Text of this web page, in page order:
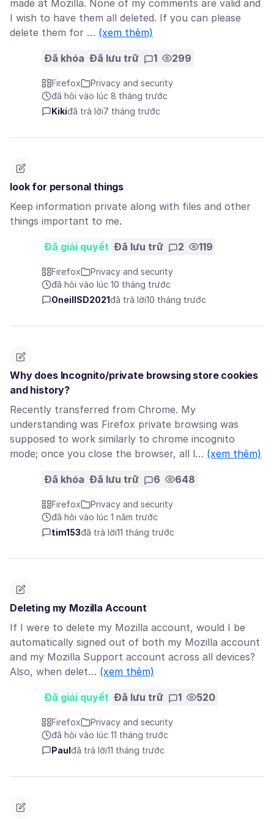
made at Mozilla. None of my comments are valid and
I wish to have them all deleted. If you can please
delete them for … (xem thêm)
Đã khóa Đã lưu trữ 1 299
Firefox
Privacy and security
đã hỏi vào lúc 8 tháng trước
Kikiđã trả lời7 tháng trước
look for personal things
Keep information private along with files and other
things important to me.
Đã giải quyết Đã lưu trữ 2 119
Firefox
Privacy and security
đã hỏi vào lúc 10 tháng trước
OneillSD2021đã trả lời10 tháng trước
Why does Incognito/private browsing store cookies
and history?
Recently transferred from Chrome. My
understanding was Firefox private browsing was
supposed to work similarly to chrome incognito
mode; once you close the browser, all l… (xem thêm)
Đã khóa Đã lưu trữ 6 648
Firefox
Privacy and security
đã hỏi vào lúc 1 năm trước
tim153đã trả lời11 tháng trước
Deleting my Mozilla Account
If I were to delete my Mozilla account, would I be
automatically signed out of both my Mozilla account
and my Mozilla Support account across all devices?
Also, when delet… (xem thêm)
Đã giải quyết Đã lưu trữ 1 520
Firefox
Privacy and security
đã hỏi vào lúc 11 tháng trước
Paul đã trả lời11 tháng trước